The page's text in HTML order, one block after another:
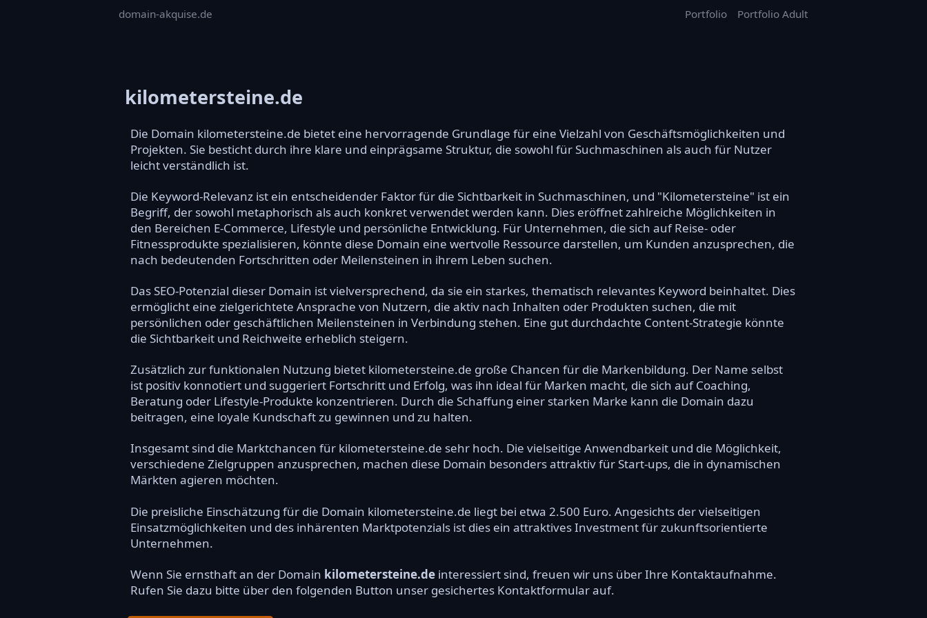
domain-akquise.de Portfolio Portfolio Adult
kilometersteine.de
Die Domain kilometersteine.de bietet eine hervorragende Grundlage für eine Vielzahl von Geschäftsmöglichkeiten und
Projekten. Sie besticht durch ihre klare und einprägsame Struktur, die sowohl für Suchmaschinen als auch für Nutzer
leicht verständlich ist.
Die Keyword-Relevanz ist ein entscheidender Faktor für die Sichtbarkeit in Suchmaschinen, und "Kilometersteine" ist ein
Begriff, der sowohl metaphorisch als auch konkret verwendet werden kann. Dies eröffnet zahlreiche Möglichkeiten in
den Bereichen E-Commerce, Lifestyle und persönliche Entwicklung. Für Unternehmen, die sich auf Reise- oder
Fitnessprodukte spezialisieren, könnte diese Domain eine wertvolle Ressource darstellen, um Kunden anzusprechen, die
nach bedeutenden Fortschritten oder Meilensteinen in ihrem Leben suchen.
Das SEO-Potenzial dieser Domain ist vielversprechend, da sie ein starkes, thematisch relevantes Keyword beinhaltet. Dies
ermöglicht eine zielgerichtete Ansprache von Nutzern, die aktiv nach Inhalten oder Produkten suchen, die mit
persönlichen oder geschäftlichen Meilensteinen in Verbindung stehen. Eine gut durchdachte Content-Strategie könnte
die Sichtbarkeit und Reichweite erheblich steigern.
Zusätzlich zur funktionalen Nutzung bietet kilometersteine.de große Chancen für die Markenbildung. Der Name selbst
ist positiv konnotiert und suggeriert Fortschritt und Erfolg, was ihn ideal für Marken macht, die sich auf Coaching,
Beratung oder Lifestyle-Produkte konzentrieren. Durch die Schaffung einer starken Marke kann die Domain dazu
beitragen, eine loyale Kundschaft zu gewinnen und zu halten.
Insgesamt sind die Marktchancen für kilometersteine.de sehr hoch. Die vielseitige Anwendbarkeit und die Möglichkeit,
verschiedene Zielgruppen anzusprechen, machen diese Domain besonders attraktiv für Start-ups, die in dynamischen
Märkten agieren möchten.
Die preisliche Einschätzung für die Domain kilometersteine.de liegt bei etwa 2.500 Euro. Angesichts der vielseitigen
Einsatzmöglichkeiten und des inhärenten Marktpotenzials ist dies ein attraktives Investment für zukunftsorientierte
Unternehmen.
Wenn Sie ernsthaft an der Domain kilometersteine.de interessiert sind, freuen wir uns über Ihre Kontaktaufnahme.
Rufen Sie dazu bitte über den folgenden Button unser gesichertes Kontaktformular auf.